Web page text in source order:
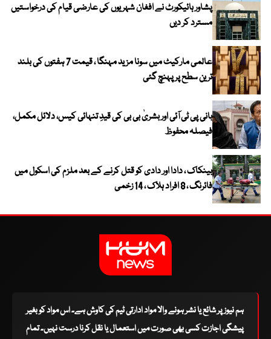
پشاور ہائیکورٹ نے افغان شہریوں کی عارضی قیام کی درخواستیں
مسترد کر دیں
عالمی مارکیٹ میں سونا مزید مہنگا ، قیمت 7 ہفتوں کی بلند
ترین سطح پر پہنچ گئی
بانی پی ٹی آئی اور بشریٰ بی بی کی قیدِ تنہائی کیس، دلائل مکمل،
فیصلہ محفوظ
بینکاک ، دادا اور دادی کو قتل کرنے کے بعد ملزم کی اسکول میں
فائرنگ ، 8 افراد ہلاک ، 14 زخمی
ہم نیوز پر شائع یا نشر ہونے والا مواد ادارتی ٹیم کی کاوش ہے۔ اس مواد کو بغیر
پیشگی اجازت کسی بھی صورت میں استعمال یا نقل کرنا درست نہیں۔ تمام